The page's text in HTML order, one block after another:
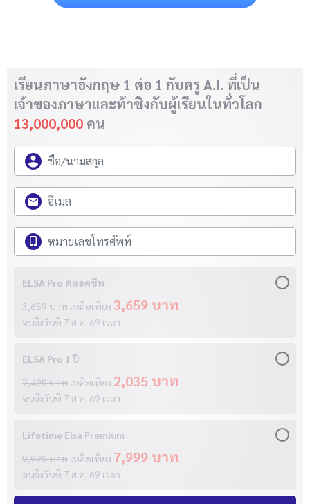
เรียนภาษาอังกฤษ 1 ต่อ 1 กับครู A.I. ที่เป็น
เจ้าของภาษาและท้าชิงกับผู้เรียนในทั่วโลก
13,000,000 คน
ELSA Pro ตลอดชีพ
3,659 บาท เหลือเพียง 3,659 บาท
จนถึงวันที่ 7 ส.ค. 69 เวลา
ELSA Pro 1 ปี
2,499 บาท เหลือเพียง 2,035 บาท
จนถึงวันที่ 7 ส.ค. 69 เวลา
Lifetime Elsa Premium
9,999 บาท เหลือเพียง 7,999 บาท
จนถึงวันที่ 7 ส.ค. 69 เวลา